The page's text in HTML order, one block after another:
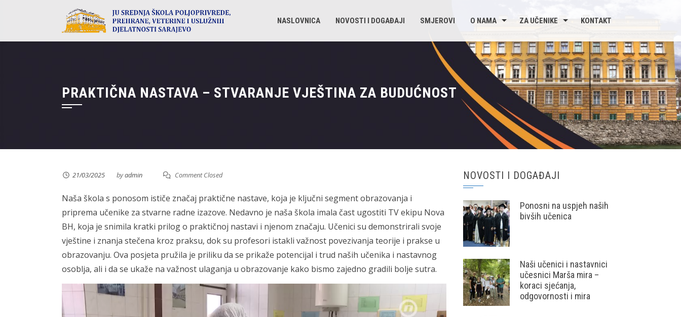
NASLOVNICA NOVOSTI I DOGAĐAJI SMJEROVI O NAMA ZA UČENIKE KONTAKT
PRAKTIČNA NASTAVA – STVARANJE VJEŠTINA ZA BUDUĆNOST
21/03/2025 byadmin Comment Closed
Naša škola s ponosom ističe značaj praktične nastave, koja je ključni segment obrazovanja i
priprema učenike za stvarne radne izazove. Nedavno je naša škola imala čast ugostiti TV ekipu Nova
BH, koja je snimila kratki prilog o praktičnoj nastavi i njenom značaju. Učenici su demonstrirali svoje
vještine i znanja stečena kroz praksu, dok su profesori istakli važnost povezivanja teorije i prakse u
obrazovanju. Ova posjeta pružila je priliku da se prikaže potencijal i trud naših učenika i nastavnog
osoblja, ali i da se ukaže na važnost ulaganja u obrazovanje kako bismo zajedno gradili bolje sutra.
NOVOSTI I DOGAĐAJI
Ponosni na uspjeh naših
bivših učenica
Naši učenici i nastavnici
učesnici Marša mira –
koraci sjećanja,
odgovornosti i mira